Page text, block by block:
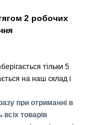
2 робочих
тільки 5
на наш склад і
при отриманні в
товарів